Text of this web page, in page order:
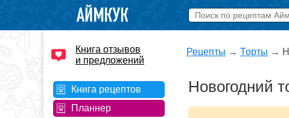
Книга отзывов
и предложений
Книга рецептов
Планнер
Рецепты → Торты →
Новогодний